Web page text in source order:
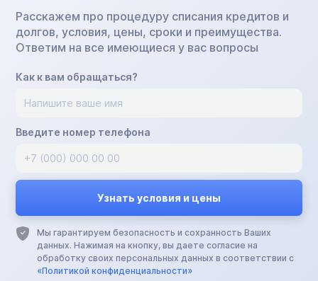
Расскажем про процедуру списания кредитов и
долгов, условия, цены, сроки и преимущества.
Ответим на все имеющиеся у вас вопросы
Как к вам обращаться?
Введите номер телефона
Мы гарантируем безопасность и сохранность Ваших
данных. Нажимая на кнопку, вы даете согласие на
обработку своих персональных данных в соответствии с
«Политикой конфиденциальности»